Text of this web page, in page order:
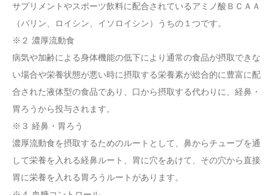
サプリメントやスポーツ飲料に配合されているアミノ酸ＢＣＡＡ
（バリン、ロイシン、イソロイシン）うちの１つです。
※２ 濃厚流動食
病気や加齢による身体機能の低下により通常の食品が摂取できな
い場合や栄養状態が悪い時に摂取する栄養素が総合的に豊富に配
合された液体型の食品であり、口から摂取する代わりに、経鼻・
胃ろうから投与されます。
※３ 経鼻・胃ろう
濃厚流動食を摂取するためのルートとして、鼻からチューブを通
して栄養を入れる経鼻ルート、胃に穴をあけて、その穴から直接
胃に栄養を入れる胃ろうルートがあります。